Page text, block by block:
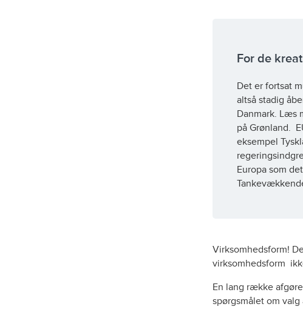
For de
Det er fortsat
altså stadig
Danmark. Læs
på Grønland.
eksempel
Europa som
Virksomhedsform!
virksomhedsform
En lang række
spørgsmålet om